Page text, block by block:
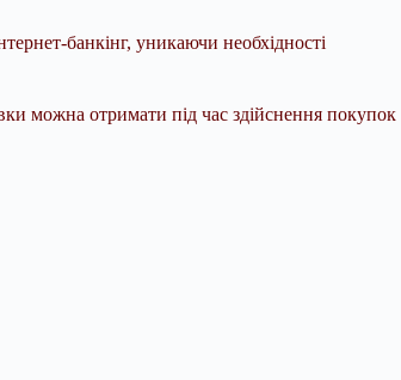
банкінг, уникаючи необхідності
можна отримати під час здійснення покупок